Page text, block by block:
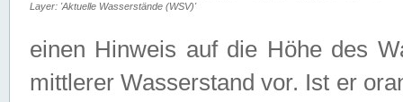
Layer: 'Aktuelle Wasserstände (WSV)'
einen Hinweis auf die Höhe des
mittlerer Wasserstand vor. Ist er